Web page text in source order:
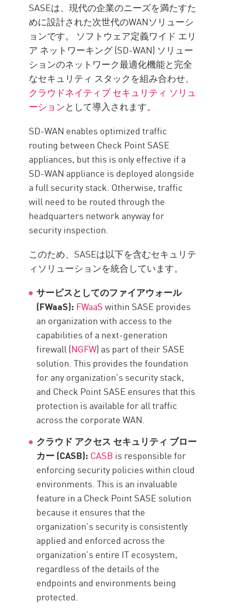
企業情報
SASEは、現代の企業のニーズを満たすた
めに設計された次世代のWANソリューシ
ョンです。 ソフトウェア定義ワイド エリ
ア ネットワーキング (SD-WAN) ソリュー
ションのネットワーク最適化機能と完全
なセキュリティ スタックを組み合わせ、
クラウドネイティブ セキュリティ ソリュ
ーションとして導入されます。
SD-WAN enables optimized traffic
routing between Check Point SASE
appliances, but this is only effective if a
SD-WAN appliance is deployed alongside
a full security stack. Otherwise, traffic
will need to be routed through the
headquarters network anyway for
security inspection.
このため、SASEは以下を含むセキュリテ
ィソリューションを統合しています。
サービスとしてのファイアウォール
(FWaaS): FWaaSwithin SASE provides
an organization with access to the
capabilities of a next-generation
firewall (NGFW) as part of their SASE
solution. This provides the foundation
for any organization’s security stack,
and Check Point SASE ensures that this
protection is available for all traffic
across the corporate WAN.
クラウド アクセス セキュリティ ブロー
カー (CASB): CASB is responsible for
enforcing security policies within cloud
environments. This is an invaluable
feature in a Check Point SASE solution
because it ensures that the
organization’s security is consistently
applied and enforced across the
organization’s entire IT ecosystem,
regardless of the details of the
endpoints and environments being
protected.